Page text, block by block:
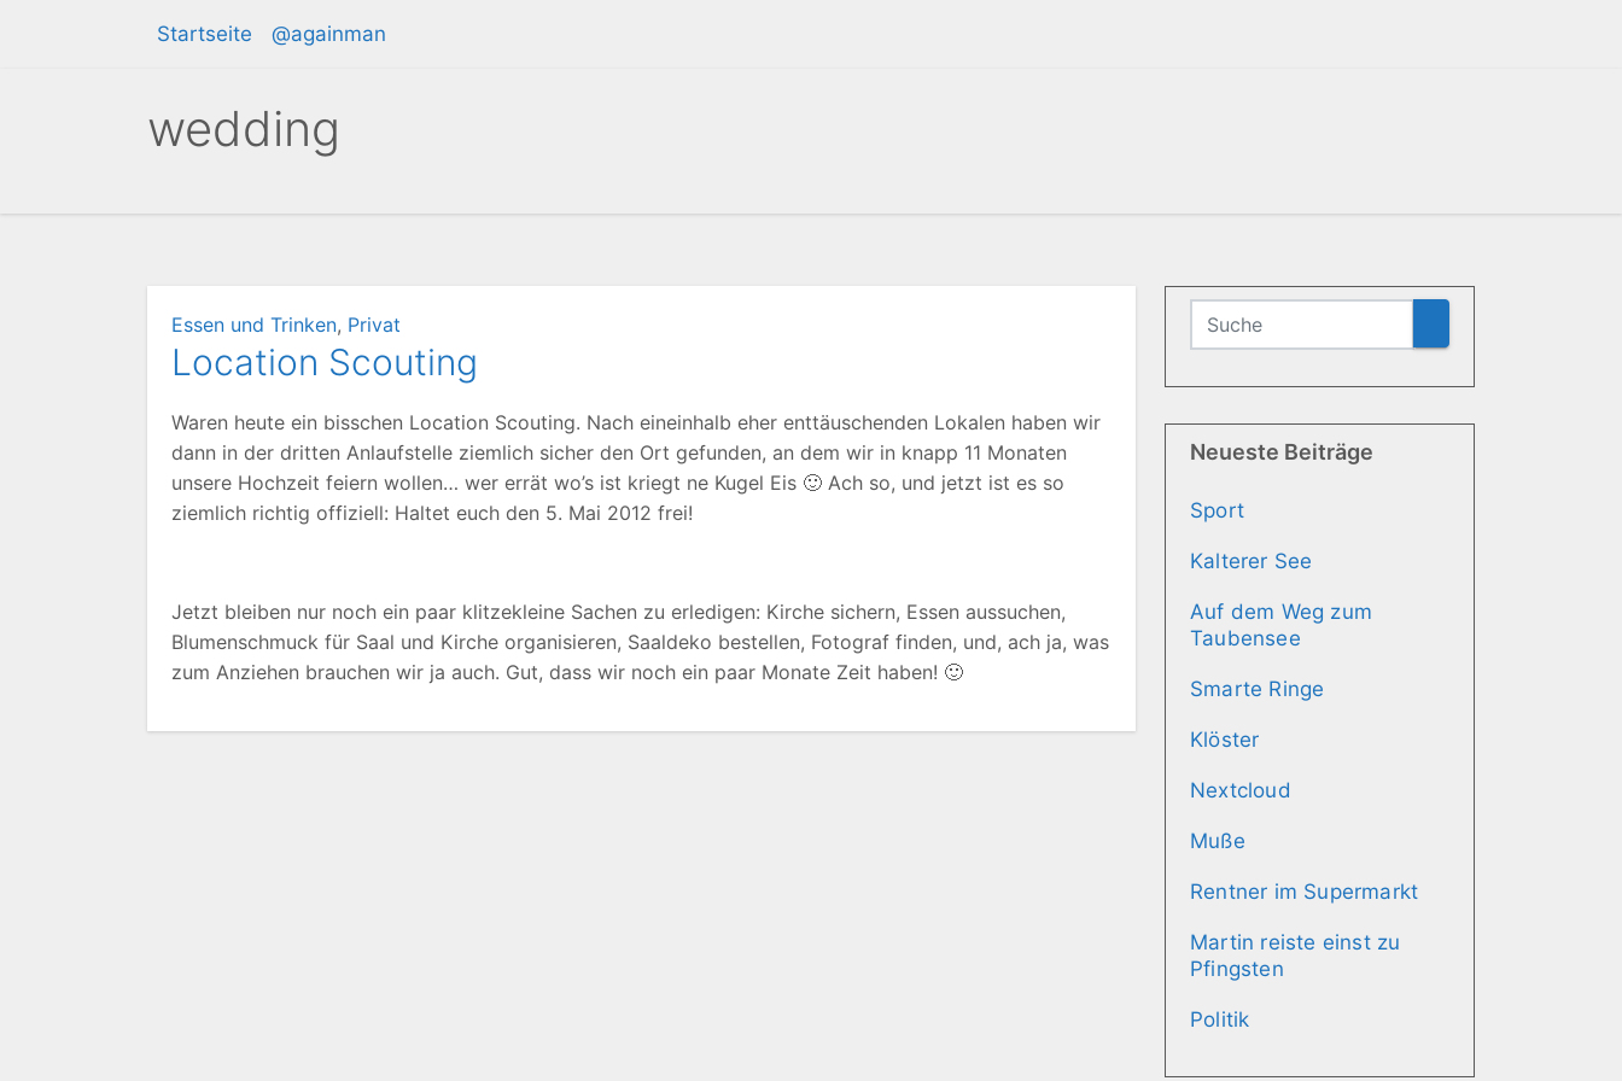
Startseite @againman
wedding
Essen und Trinken, Privat
Location Scouting
Waren heute ein bisschen Location Scouting. Nach eineinhalb eher enttäuschenden Lokalen haben wir
dann in der dritten Anlaufstelle ziemlich sicher den Ort gefunden, an dem wir in knapp 11 Monaten
unsere Hochzeit feiern wollen… wer errät wo’s ist kriegt ne Kugel Eis 🙂 Ach so, und jetzt ist es so
ziemlich richtig offiziell: Haltet euch den 5. Mai 2012 frei!
Jetzt bleiben nur noch ein paar klitzekleine Sachen zu erledigen: Kirche sichern, Essen aussuchen,
Blumenschmuck für Saal und Kirche organisieren, Saaldeko bestellen, Fotograf finden, und, ach ja, was
zum Anziehen brauchen wir ja auch. Gut, dass wir noch ein paar Monate Zeit haben! 🙂
Neueste Beiträge
Sport
Kalterer See
Auf dem Weg zum
Taubensee
Smarte Ringe
Klöster
Nextcloud
Muße
Rentner im Supermarkt
Martin reiste einst zu
Pfingsten
Politik